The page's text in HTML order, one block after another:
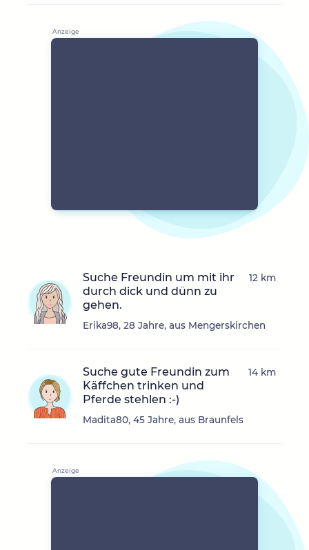
Suche Freundin um mit ihr
durch dick und dünn zu
gehen.
Erika98, 28 Jahre, aus Mengerskirchen
12 km
Suche gute Freundin zum
Käffchen trinken und
Pferde stehlen :-)
Madita80, 45 Jahre, aus Braunfels
14 km